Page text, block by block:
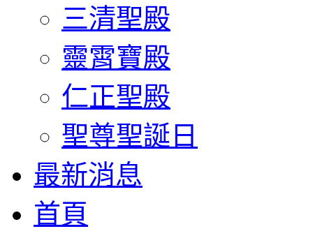
三清聖殿
靈霄寶殿
仁正聖殿
聖尊聖誕日
最新消息
首頁